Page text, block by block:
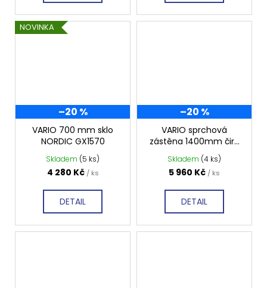
NOVINKA
–20 %
VARIO 700 mm sklo
NORDIC GX1570
Skladem (5 ks)
4 280 Kč / ks
DETAIL
–20 %
VARIO sprchová
zástěna 1400mm čiré
sklo GX1214
Skladem (4 ks)
5 960 Kč / ks
DETAIL